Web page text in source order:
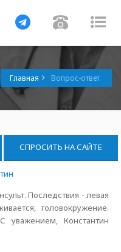
Навигация
Главная Вопрос-ответ
СПРОСИТЬ НА САЙТЕ
Последствия - левая
головокружение.
уважением, Константин